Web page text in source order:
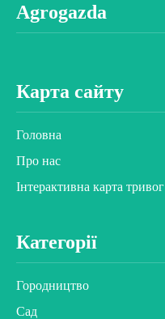
Agrogazda
Карта сайту
Головна
Про нас
Інтерактивна карта тривог
Категорії
Городництво
Сад